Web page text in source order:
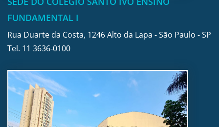
FUNDAMENTAL I
Rua Duarte da Costa, 1246 Alto da Lapa - São Paulo - SP
Tel. 11 3636-0100